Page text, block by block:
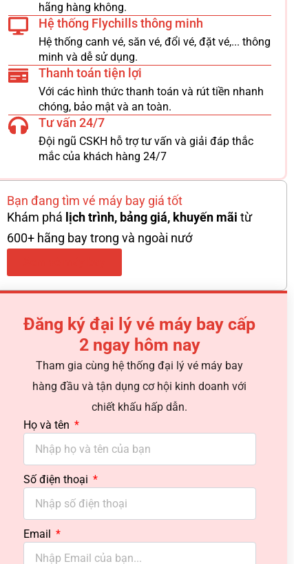
hãng hàng không.
Hệ thống Flychills thông minh
Hệ thống canh vé, săn vé, đổi vé, đặt vé,... thông
minh và dễ sử dụng.
Thanh toán tiện lợi
Với các hình thức thanh toán và rút tiền nhanh
chóng, bảo mật và an toàn.
Tư vấn 24/7
Đội ngũ CSKH hỗ trợ tư vấn và giải đáp thắc
mắc của khách hàng 24/7
Bạn đang tìm vé máy bay giá tốt
Khám phá lịch trình, bảng giá, khuyến mãi từ
600+ hãng bay trong và ngoài nướ
Đăng ký đại lý vé máy bay cấp
2 ngay hôm nay
Tham gia cùng hệ thống đại lý vé máy bay
hàng đầu và tận dụng cơ hội kinh doanh với
chiết khấu hấp dẫn.
Họ và tên
Số điện thoại
Email